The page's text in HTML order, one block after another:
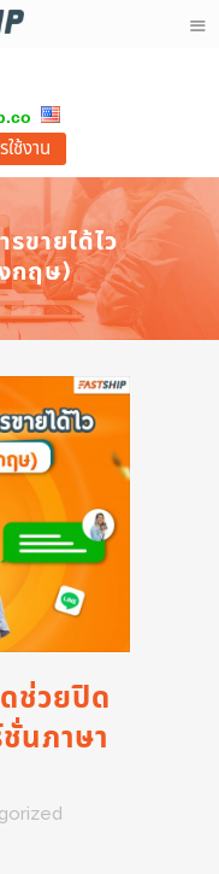
ช้งาน
ขายได้ไว
กฤษ)
ช่วยปิด
ชั่นภาษา